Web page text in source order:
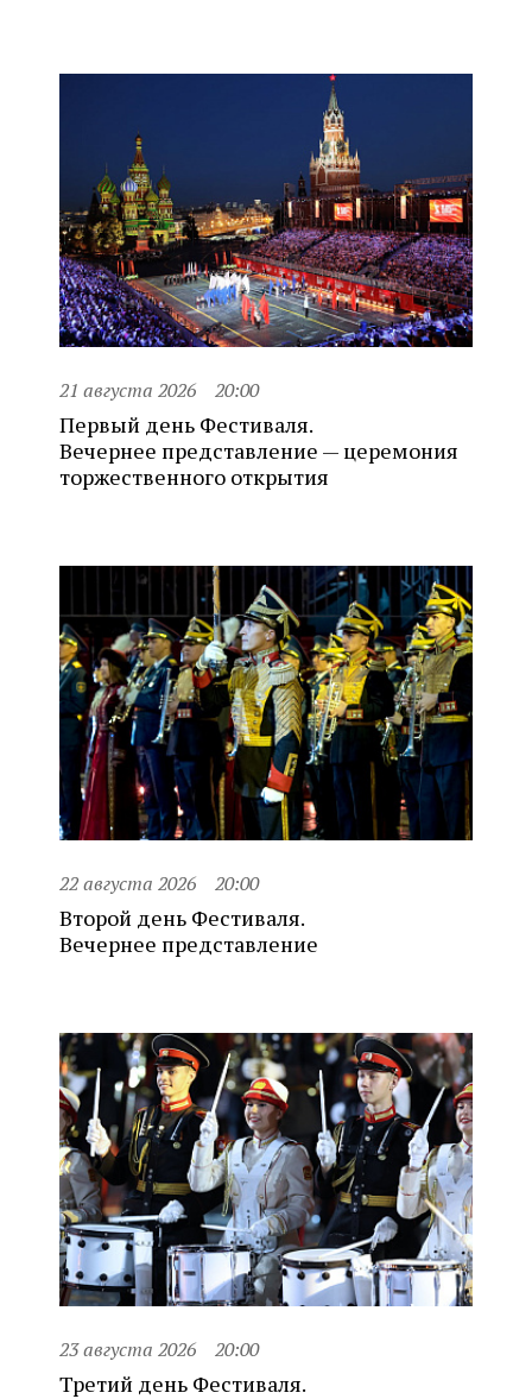
21 августа 2026 20:00
Первый день Фестиваля.
Вечернее представление — церемония
торжественного открытия
22 августа 2026 20:00
Второй день Фестиваля.
Вечернее представление
23 августа 2026 20:00
Третий день Фестиваля.